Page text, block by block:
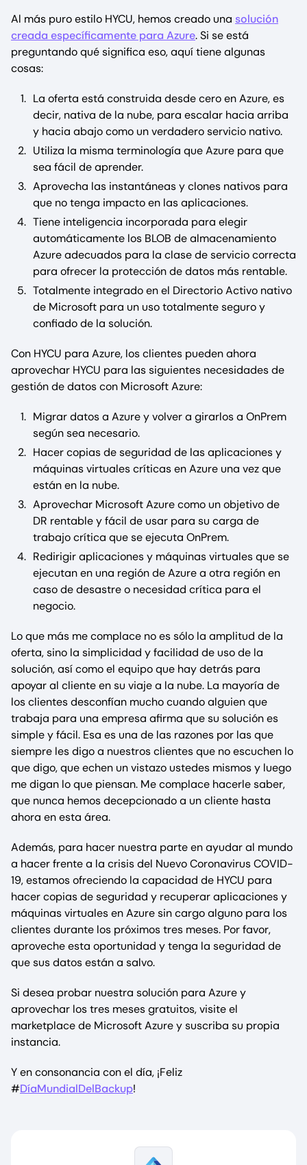
Al más puro estilo HYCU, hemos creado una solución
creada específicamente para Azure. Si se está
preguntando qué significa eso, aquí tiene algunas
cosas:
La oferta está construida desde cero en Azure, es
decir, nativa de la nube, para escalar hacia arriba
y hacia abajo como un verdadero servicio nativo.
Utiliza la misma terminología que Azure para que
sea fácil de aprender.
Aprovecha las instantáneas y clones nativos para
que no tenga impacto en las aplicaciones.
Tiene inteligencia incorporada para elegir
automáticamente los BLOB de almacenamiento
Azure adecuados para la clase de servicio correcta
para ofrecer la protección de datos más rentable.
Totalmente integrado en el Directorio Activo nativo
de Microsoft para un uso totalmente seguro y
confiado de la solución.
Con HYCU para Azure, los clientes pueden ahora
aprovechar HYCU para las siguientes necesidades de
gestión de datos con Microsoft Azure:
Migrar datos a Azure y volver a girarlos a OnPrem
según sea necesario.
Hacer copias de seguridad de las aplicaciones y
máquinas virtuales críticas en Azure una vez que
están en la nube.
Aprovechar Microsoft Azure como un objetivo de
DR rentable y fácil de usar para su carga de
trabajo crítica que se ejecuta OnPrem.
Redirigir aplicaciones y máquinas virtuales que se
ejecutan en una región de Azure a otra región en
caso de desastre o necesidad crítica para el
negocio.
Lo que más me complace no es sólo la amplitud de la
oferta, sino la simplicidad y facilidad de uso de la
solución, así como el equipo que hay detrás para
apoyar al cliente en su viaje a la nube. La mayoría de
los clientes desconfían mucho cuando alguien que
trabaja para una empresa afirma que su solución es
simple y fácil. Esa es una de las razones por las que
siempre les digo a nuestros clientes que no escuchen lo
que digo, que echen un vistazo ustedes mismos y luego
me digan lo que piensan. Me complace hacerle saber,
que nunca hemos decepcionado a un cliente hasta
ahora en esta área.
Además, para hacer nuestra parte en ayudar al mundo
a hacer frente a la crisis del Nuevo Coronavirus COVID-
19, estamos ofreciendo la capacidad de HYCU para
hacer copias de seguridad y recuperar aplicaciones y
máquinas virtuales en Azure sin cargo alguno para los
clientes durante los próximos tres meses. Por favor,
aproveche esta oportunidad y tenga la seguridad de
que sus datos están a salvo.
Si desea probar nuestra solución para Azure y
aprovechar los tres meses gratuitos, visite el
marketplace de Microsoft Azure y suscriba su propia
instancia.
Y en consonancia con el día, ¡Feliz
#DíaMundialDelBackup!